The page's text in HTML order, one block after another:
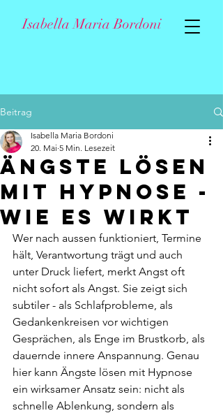
Isabella Maria Bordoni
Beitrag
Ängste lösen
mit Hypnose -
wie es wirkt
Isabella Maria Bordoni
20. Mai 5 Min. Lesezeit
Wer nach aussen funktioniert, Termine
hält, Verantwortung trägt und auch
unter Druck liefert, merkt Angst oft
nicht sofort als Angst. Sie zeigt sich
subtiler - als Schlafprobleme, als
Gedankenkreisen vor wichtigen
Gesprächen, als Enge im Brustkorb, als
dauernde innere Anspannung. Genau
hier kann Ängste lösen mit Hypnose
ein wirksamer Ansatz sein: nicht als
schnelle Ablenkung, sondern als